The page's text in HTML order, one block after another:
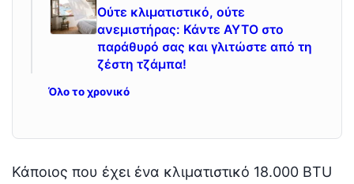
Ούτε κλιματιστικό, ούτε
ανεμιστήρας: Κάντε ΑΥΤΟ στο
παράθυρό σας και γλιτώστε από τη
ζέστη τζάμπα!
Όλο το χρονικό
Κάποιος που έχει ένα κλιματιστικό 18.000 BTU